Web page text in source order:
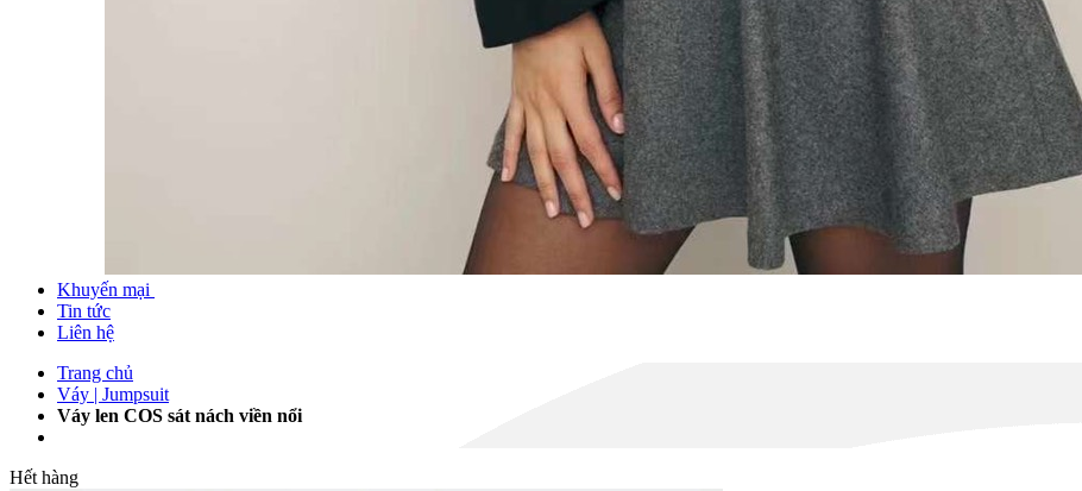
Khuyến mại
Tin tức
Liên hệ
Trang chủ
Váy | Jumpsuit
Váy len COS sát nách viền nổi
Hết hàng